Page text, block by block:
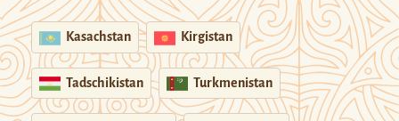
Kasachstan Kirgistan
Tadschikistan Turkmenistan